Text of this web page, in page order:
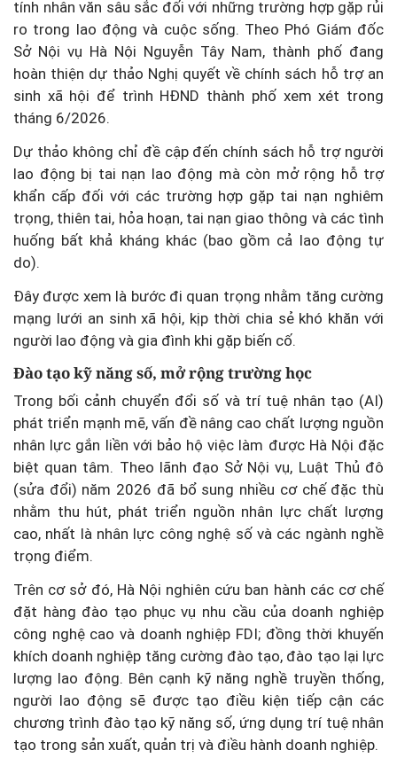
tính nhân văn sâu sắc đối với những trường hợp gặp rủi
ro trong lao động và cuộc sống. Theo Phó Giám đốc
Sở Nội vụ Hà Nội Nguyễn Tây Nam, thành phố đang
hoàn thiện dự thảo Nghị quyết về chính sách hỗ trợ an
sinh xã hội để trình HĐND thành phố xem xét trong
tháng 6/2026.
Dự thảo không chỉ đề cập đến chính sách hỗ trợ người
lao động bị tai nạn lao động mà còn mở rộng hỗ trợ
khẩn cấp đối với các trường hợp gặp tai nạn nghiêm
trọng, thiên tai, hỏa hoạn, tai nạn giao thông và các tình
huống bất khả kháng khác (bao gồm cả lao động tự
do).
Đây được xem là bước đi quan trọng nhằm tăng cường
mạng lưới an sinh xã hội, kịp thời chia sẻ khó khăn với
người lao động và gia đình khi gặp biến cố.
Đào tạo kỹ năng số, mở rộng trường học
Trong bối cảnh chuyển đổi số và trí tuệ nhân tạo (AI)
phát triển mạnh mẽ, vấn đề nâng cao chất lượng nguồn
nhân lực gắn liền với bảo hộ việc làm được Hà Nội đặc
biệt quan tâm. Theo lãnh đạo Sở Nội vụ, Luật Thủ đô
(sửa đổi) năm 2026 đã bổ sung nhiều cơ chế đặc thù
nhằm thu hút, phát triển nguồn nhân lực chất lượng
cao, nhất là nhân lực công nghệ số và các ngành nghề
trọng điểm.
Trên cơ sở đó, Hà Nội nghiên cứu ban hành các cơ chế
đặt hàng đào tạo phục vụ nhu cầu của doanh nghiệp
công nghệ cao và doanh nghiệp FDI; đồng thời khuyến
khích doanh nghiệp tăng cường đào tạo, đào tạo lại lực
lượng lao động. Bên cạnh kỹ năng nghề truyền thống,
người lao động sẽ được tạo điều kiện tiếp cận các
chương trình đào tạo kỹ năng số, ứng dụng trí tuệ nhân
tạo trong sản xuất, quản trị và điều hành doanh nghiệp.